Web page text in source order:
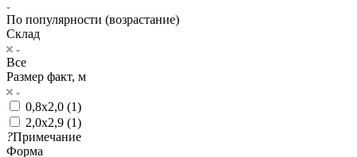
По популярности (возрастание)
Склад
Все
Размер факт, м
0,8х2,0 (1)
2,0х2,9 (1)
?Примечание
Форма